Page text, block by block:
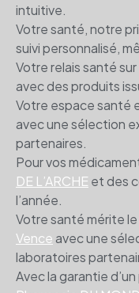
intuitive.
Votre santé, notre
suivi personnalisé,
Votre relais santé
avec des produits
Votre espace santé
avec une sélection
partenaires.
Pour vos
DE L’ARCHE et des
l’année.
Votre santé mérite le
Venceavec une
laboratoires
Avec la garantie